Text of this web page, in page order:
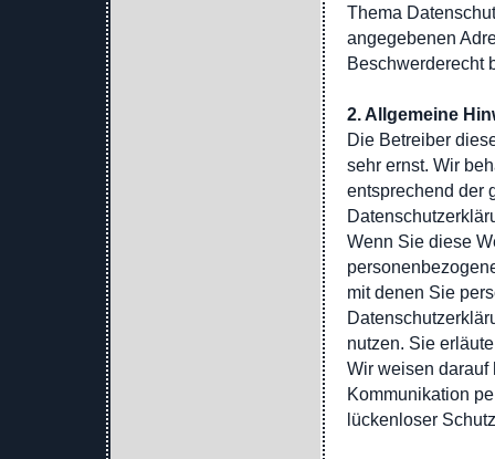
Thema
angegebenen
Beschwerderecht
2. Allgemeine
Die Betreiber
sehr ernst. Wir
entsprechend der
Wenn Sie diese
mit denen Sie
nutzen. Sie
Wir weisen darauf
Kommunikation
lückenloser